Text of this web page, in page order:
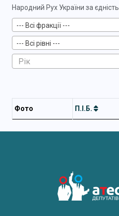
Народний Рух України за єдність
--- Всі фракції ---
--- Всі рівні ---
Фото П.І.Б.